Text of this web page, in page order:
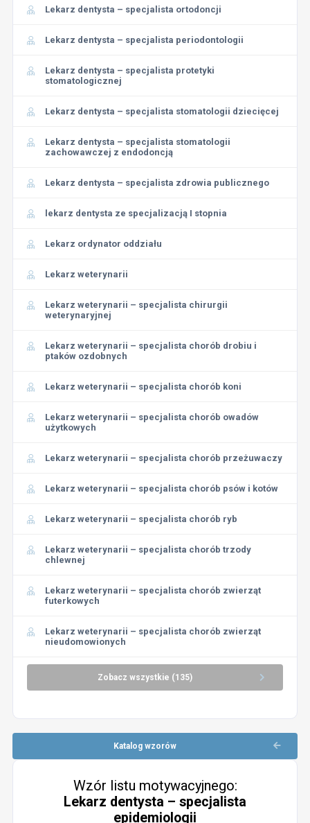
Lekarz dentysta – specjalista ortodoncji
Lekarz dentysta – specjalista periodontologii
Lekarz dentysta – specjalista protetyki
stomatologicznej
Lekarz dentysta – specjalista stomatologii dziecięcej
Lekarz dentysta – specjalista stomatologii
zachowawczej z endodoncją
Lekarz dentysta – specjalista zdrowia publicznego
lekarz dentysta ze specjalizacją I stopnia
Lekarz ordynator oddziału
Lekarz weterynarii
Lekarz weterynarii – specjalista chirurgii
weterynaryjnej
Lekarz weterynarii – specjalista chorób drobiu i
ptaków ozdobnych
Lekarz weterynarii – specjalista chorób koni
Lekarz weterynarii – specjalista chorób owadów
użytkowych
Lekarz weterynarii – specjalista chorób przeżuwaczy
Lekarz weterynarii – specjalista chorób psów i kotów
Lekarz weterynarii – specjalista chorób ryb
Lekarz weterynarii – specjalista chorób trzody
chlewnej
Lekarz weterynarii – specjalista chorób zwierząt
futerkowych
Lekarz weterynarii – specjalista chorób zwierząt
nieudomowionych
Zobacz wszystkie (135)
Katalog wzorów
Wzór listu motywacyjnego:
Lekarz dentysta – specjalista
epidemiologii